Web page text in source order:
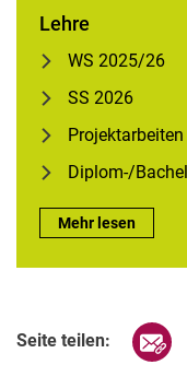
Lehre
WS 2025/26
SS 2026
Projektarbeiten
Diplom-/
Lehre:
Mehr lesen
Seite teilen: